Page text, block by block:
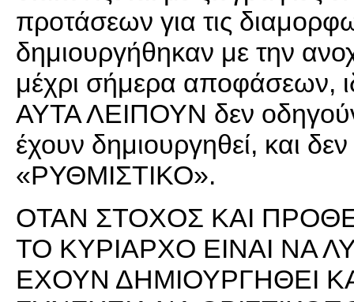
προτάσεων για τις
δημιουργήθηκαν με την
μέχρι σήμερα αποφάσεων,
ΑΥΤΑ ΛΕΙΠΟΥΝ δεν
έχουν δημιουργηθεί, και
«ΡΥΘΜΙΣΤΙΚΟ».
ΟΤΑΝ ΣΤΟΧΟΣ ΚΑΙ
ΤΟ ΚΥΡΙΑΡΧΟ ΕΙΝΑΙ ΝΑ
ΕΧΟΥΝ ΔΗΜΙΟΥΡΓΗΘΕΙ